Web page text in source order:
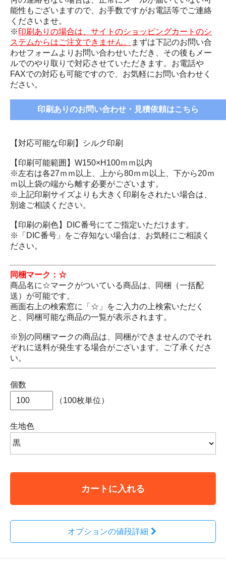
能性もございますので、お手数ですがお電話等でご連絡
くださいませ。
※印刷ありの場合は、サイトのショッピングカートのシ
ステムからはご注文できません。
まずは下記のお問い合
わせフォームよりお問い合わせいただき、その後もメー
ルでのやり取りで対応させていただきます。お電話や
FAXでの対応も可能ですので、お気軽にお問い合わせく
ださい。
印刷ありのお問い合わせ・見積依頼はこちら
【対応可能な印刷】シルク印刷
【印刷可能範囲】W150×H100ｍｍ以内
※左右は各27ｍｍ以上、上から80ｍｍ以上、下から20ｍ
ｍ以上袋の端から離す必要がございます。
※上記印刷サイズよりも大きく印刷をされたい場合は、
別途ご相談ください。
【印刷の刷色】DIC番号にてご指定いただけます。
※「DIC番号」をご存知ない場合は、お気軽にご相談く
ださい。
同梱マーク：☆
商品名に☆マークがついている商品は、同梱（一括配
送）が可能です。
画面右上の検索窓に「☆」をご入力の上検索いただく
と、同梱可能な商品の一覧が表示されます。
※別の同梱マークの商品は、同梱ができませんのでそれ
ぞれに送料が発生する場合がございます。ご了承くださ
い。
個数
（100枚単位）
生地色
カートに入れる
オプションの値段詳細